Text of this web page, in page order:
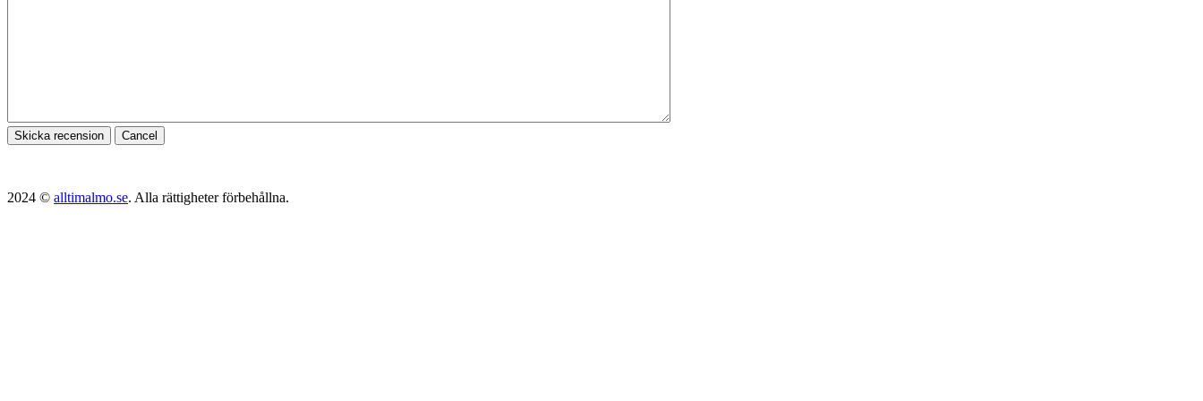
Skicka recension Cancel
2024 © alltimalmo.se. Alla rättigheter förbehållna.